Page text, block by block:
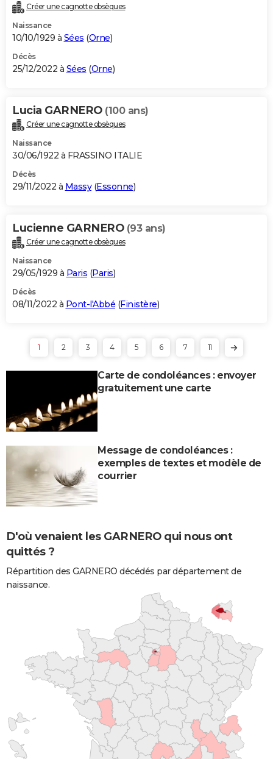
Créer une cagnotte obsèques
Naissance
10/10/1929 à Sées (Orne)
Décès
25/12/2022 à Sées (Orne)
Lucia GARNERO (100 ans)
Créer une cagnotte obsèques
Naissance
30/06/1922 à FRASSINO ITALIE
Décès
29/11/2022 à Massy(Essonne)
Lucienne GARNERO (93 ans)
Créer une cagnotte obsèques
Naissance
29/05/1929 à Paris (Paris)
Décès
08/11/2022 à Pont-l'Abbé (Finistère)
1 2 3 4 5 6 7 11
Carte de condoléances : envoyer
gratuitement une carte
Message de condoléances :
exemples de textes et modèle de
courrier
D'où venaient les GARNERO qui nous ont
quittés ?
Répartition des GARNERO décédés par département de
naissance.